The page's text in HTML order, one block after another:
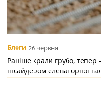
Блоги 26 червня
Раніше крали грубо,
інсайдером елеваторної